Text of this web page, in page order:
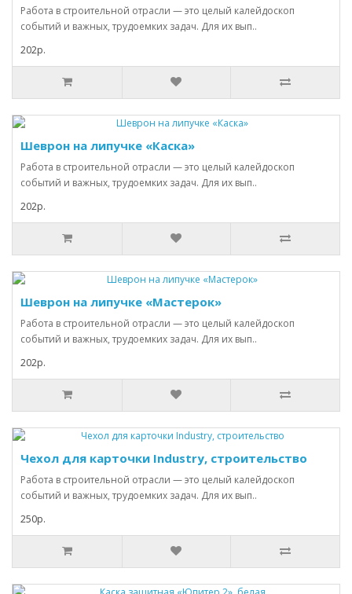
Работа в строительной отрасли — это целый калейдоскоп
событий и важных, трудоемких задач. Для их вып..
202р.
Шеврон на липучке «Каска»
Работа в строительной отрасли — это целый калейдоскоп
событий и важных, трудоемких задач. Для их вып..
202р.
Шеврон на липучке «Мастерок»
Работа в строительной отрасли — это целый калейдоскоп
событий и важных, трудоемких задач. Для их вып..
202р.
Чехол для карточки Industry, строительство
Работа в строительной отрасли — это целый калейдоскоп
событий и важных, трудоемких задач. Для их вып..
250р.